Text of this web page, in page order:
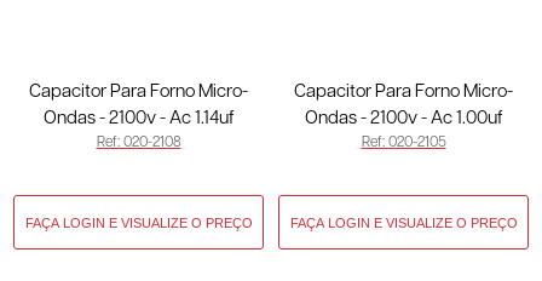
Capacitor Para Forno Micro-
Ondas - 2100v - Ac 1.14uf
50/60hz - 3 Terminais Finos
Ref: 020-2108
Capacitor Para Forno Micro-
Ondas - 2100v - Ac 1.00uf
50/60hz - 3 Terminais Finos
Ref: 020-2105